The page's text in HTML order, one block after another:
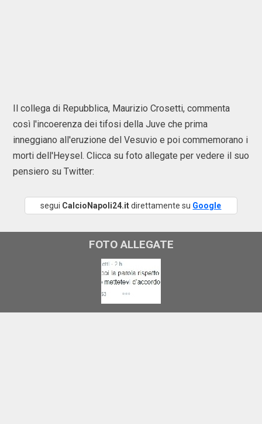
Il collega di Repubblica, Maurizio Crosetti, commenta
così l'incoerenza dei tifosi della Juve che prima
inneggiano all'eruzione del Vesuvio e poi commemorano i
morti dell'Heysel. Clicca su foto allegate per vedere il suo
pensiero su Twitter:
segui CalcioNapoli24.itdirettamente su Google
FOTO ALLEGATE